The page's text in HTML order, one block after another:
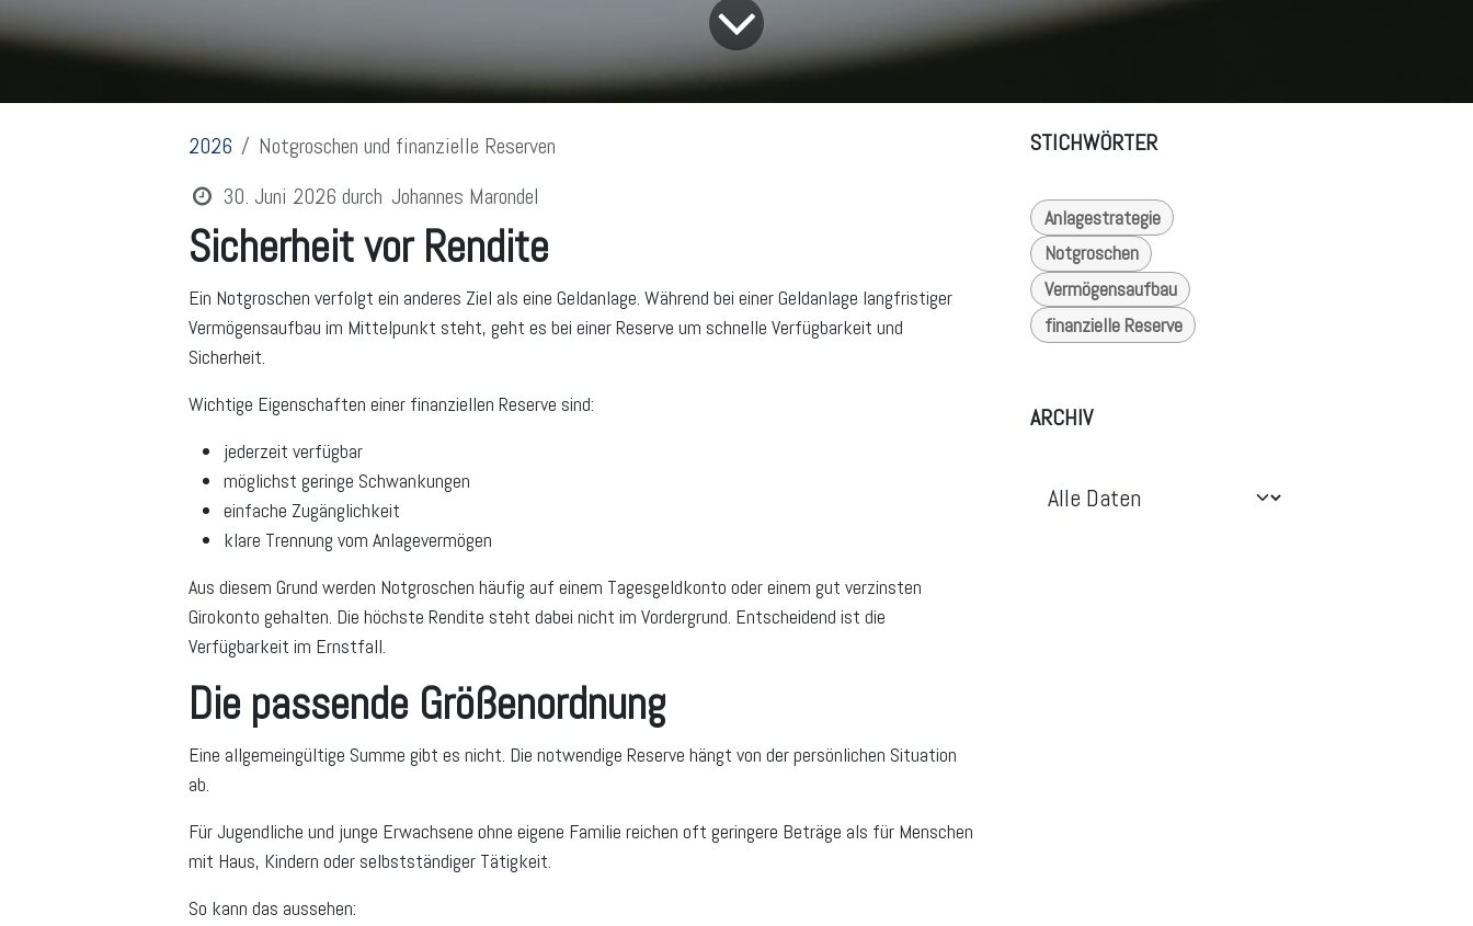
2026
Notgroschen und finanzielle Reserven
30. Juni 2026 durch Johannes Marondel
Sicherheit vor Rendite
Ein Notgroschen verfolgt ein anderes Ziel als eine Geldanlage. Während bei einer Geldanlage langfristiger
Vermögensaufbau im Mittelpunkt steht, geht es bei einer Reserve um schnelle Verfügbarkeit und
Sicherheit.
Wichtige Eigenschaften einer finanziellen Reserve sind:
jederzeit verfügbar
möglichst geringe Schwankungen
einfache Zugänglichkeit
klare Trennung vom Anlagevermögen
Aus diesem Grund werden Notgroschen häufig auf einem Tagesgeldkonto oder einem gut verzinsten
Girokonto gehalten. Die höchste Rendite steht dabei nicht im Vordergrund. Entscheidend ist die
Verfügbarkeit im Ernstfall.
Die passende Größenordnung
Eine allgemeingültige Summe gibt es nicht. Die notwendige Reserve hängt von der persönlichen Situation
ab.
Für Jugendliche und junge Erwachsene ohne eigene Familie reichen oft geringere Beträge als für Menschen
mit Haus, Kindern oder selbstständiger Tätigkeit.
So kann das aussehen:
STICHWÖRTER
Anlagestrategie
Notgroschen
Vermögensaufbau
finanzielle Reserve
ARCHIV